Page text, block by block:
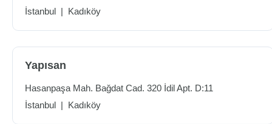
İstanbul | Kadıköy
Yapısan
Hasanpaşa Mah. Bağdat Cad. 320 İdil Apt. D:11
İstanbul | Kadıköy